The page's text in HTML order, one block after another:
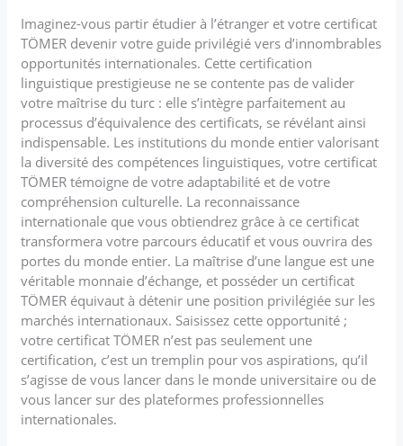
Imaginez-vous partir étudier à l’étranger et votre certificat
TÖMER devenir votre guide privilégié vers d’innombrables
opportunités internationales. Cette certification
linguistique prestigieuse ne se contente pas de valider
votre maîtrise du turc : elle s’intègre parfaitement au
processus d’équivalence des certificats, se révélant ainsi
indispensable. Les institutions du monde entier valorisant
la diversité des compétences linguistiques, votre certificat
TÖMER témoigne de votre adaptabilité et de votre
compréhension culturelle. La reconnaissance
internationale que vous obtiendrez grâce à ce certificat
transformera votre parcours éducatif et vous ouvrira des
portes du monde entier. La maîtrise d’une langue est une
véritable monnaie d’échange, et posséder un certificat
TÖMER équivaut à détenir une position privilégiée sur les
marchés internationaux. Saisissez cette opportunité ;
votre certificat TÖMER n’est pas seulement une
certification, c’est un tremplin pour vos aspirations, qu’il
s’agisse de vous lancer dans le monde universitaire ou de
vous lancer sur des plateformes professionnelles
internationales.